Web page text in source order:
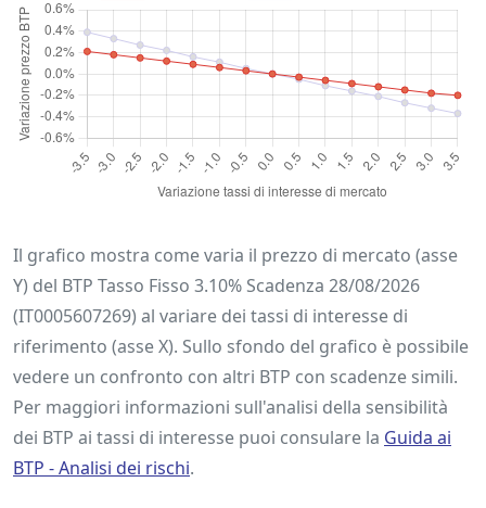
Il grafico mostra come varia il prezzo di mercato (asse
Y) del BTP Tasso Fisso 3.10% Scadenza 28/08/2026
(IT0005607269) al variare dei tassi di interesse di
riferimento (asse X). Sullo sfondo del grafico è possibile
vedere un confronto con altri BTP con scadenze simili.
Per maggiori informazioni sull'analisi della sensibilità
dei BTP ai tassi di interesse puoi consulare la Guida ai
BTP ‐ Analisi dei rischi.